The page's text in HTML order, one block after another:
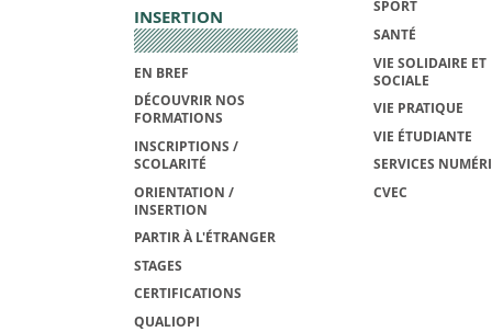
INSERTION
EN BREF
DÉCOUVRIR NOS
FORMATIONS
INSCRIPTIONS /
SCOLARITÉ
ORIENTATION /
INSERTION
PARTIR À L'ÉTRANGER
STAGES
CERTIFICATIONS
QUALIOPI
SPORT
SANTÉ
VIE SOLIDAIRE ET
SOCIALE
VIE PRATIQUE
VIE ÉTUDIANTE
SERVICES
CVEC